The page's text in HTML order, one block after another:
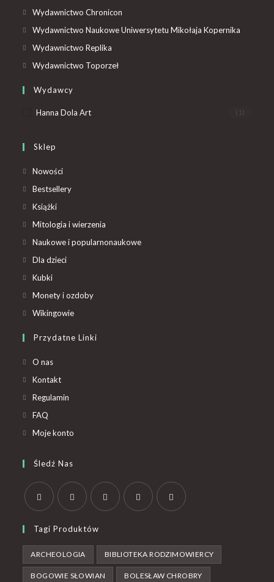
Wydawnictwo Chronicon
Wydawnictwo Naukowe Uniwersytetu Mikołaja Kopernika
Wydawnictwo Replika
Wydawnictwo Toporzeł
Wydawcy
Hanna Dola Art (1)
Sklep
Nowości
Bestsellery
Książki
Mitologia i wierzenia
Naukowe i popularnonaukowe
Dla dzieci
Kubki
Monety i ozdoby
Wikingowie
Przydatne Linki
O nas
Kontakt
Regulamin
FAQ
Moje konto
Śledź Nas
Tagi Produktów
ARCHEOLOGIA BIBLIOTEKA RODZIMOWIERCY
BOGOWIE SŁOWIAN BOLESŁAW CHROBRY